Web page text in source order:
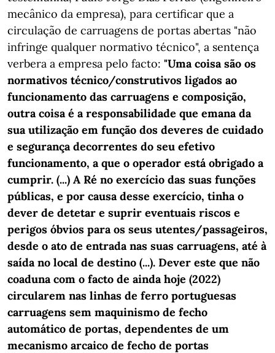
mecânico da empresa), para certificar que a
circulação de carruagens de portas abertas "não
infringe qualquer normativo técnico", a sentença
verbera a empresa pelo facto: "Uma coisa são os
normativos técnico/construtivos ligados ao
funcionamento das carruagens e composição,
outra coisa é a responsabilidade que emana da
sua utilização em função dos deveres de cuidado
e segurança decorrentes do seu efetivo
funcionamento, a que o operador está obrigado a
cumprir. (...) A Ré no exercício das suas funções
públicas, e por causa desse exercício, tinha o
dever de detetar e suprir eventuais riscos e
perigos óbvios para os seus utentes/passageiros,
desde o ato de entrada nas suas carruagens, até à
saída no local de destino (...). Dever este que não
coaduna com o facto de ainda hoje (2022)
circularem nas linhas de ferro portuguesas
carruagens sem maquinismo de fecho
automático de portas, dependentes de um
mecanismo arcaico de fecho de portas